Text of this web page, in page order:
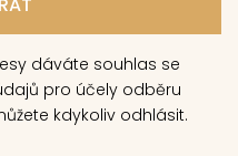
dáváte souhlas se
pro účely odběru
kdykoliv odhlásit.